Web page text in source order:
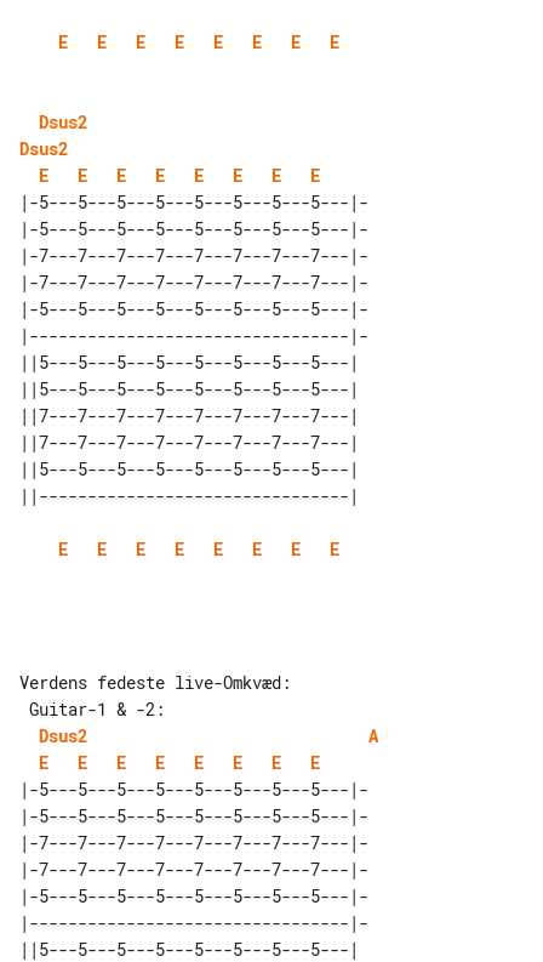
E E E E E E E E
Dsus2
Dsus2
E
E E E E E E
E
|-5---5---5---5---5---5---5---5---|-
|-5---5---5---5---5---5---5---5---|-
|-7---7---7---7---7---7---7---7---|-
|-7---7---7---7---7---7---7---7---|-
|-5---5---5---5---5---5---5---5---|-
|---------------------------------|-
||5---5---5---5---5---5---5---5---|
||5---5---5---5---5---5---5---5---|
||7---7---7---7---7---7---7---7---|
||7---7---7---7---7---7---7---7---|
||5---5---5---5---5---5---5---5---|
E E E E E E E E
Verdens fedeste live-Omkvæd:
Dsus2
A
E
E E E E E E
E
|-5---5---5---5---5---5---5---5---|-
|-5---5---5---5---5---5---5---5---|-
|-7---7---7---7---7---7---7---7---|-
|-7---7---7---7---7---7---7---7---|-
|-5---5---5---5---5---5---5---5---|-
|---------------------------------|-
||5---5---5---5---5---5---5---5---|